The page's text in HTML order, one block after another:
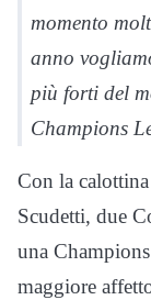
momento
anno
più forti del
Champions
Con la
Scudetti, due
una
maggiore